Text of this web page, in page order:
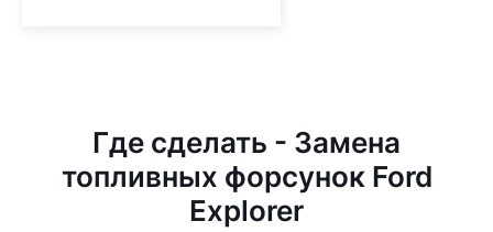
Где сделать - Замена
топливных форсунок Ford
Explorer